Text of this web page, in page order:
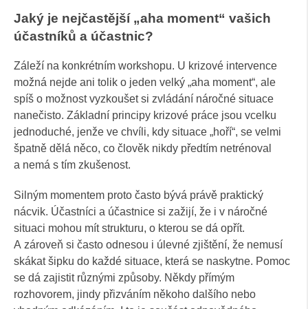
Jaký je nejčastější „aha moment“ vašich
účastníků a účastnic?
Záleží na konkrétním workshopu. U krizové intervence
možná nejde ani tolik o jeden velký „aha moment“, ale
spíš o možnost vyzkoušet si zvládání náročné situace
nanečisto. Základní principy krizové práce jsou vcelku
jednoduché, jenže ve chvíli, kdy situace „hoří“, se velmi
špatně dělá něco, co člověk nikdy předtím netrénoval
a nemá s tím zkušenost.
Silným momentem proto často bývá právě praktický
nácvik. Účastníci a účastnice si zažijí, že i v náročné
situaci mohou mít strukturu, o kterou se dá opřít.
A zároveň si často odnesou i úlevné zjištění, že nemusí
skákat šipku do každé situace, která se naskytne. Pomoc
se dá zajistit různými způsoby. Někdy přímým
rozhovorem, jindy přizváním někoho dalšího nebo